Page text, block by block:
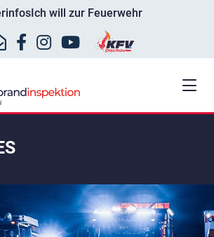
Ich will zur Feuerwehr